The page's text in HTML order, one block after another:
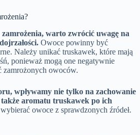
warto zwrócić uwagę na
Owoce powinny być
Należy unikać truskawek, które mają
ponieważ mogą one negatywnie
zamrożonych owoców.
wpływamy nie tylko na zachowanie
aromatu truskawek po ich
owoce z sprawdzonych źródeł.